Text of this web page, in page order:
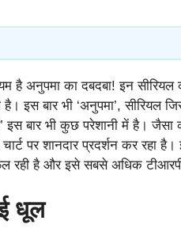
है अनुपमा का दबदबा! इन
इस बार भी ‘अनुपमा’, सीरियल
है’ इस बार भी कुछ परेशानी में है।
चार्ट पर शानदार प्रदर्शन कर
रही है और इसे सबसे अधिक टीआरपी
धूल